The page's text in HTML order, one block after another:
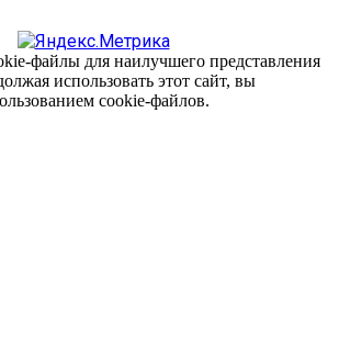
файлы для наилучшего представления
использовать этот сайт, вы
cookie-файлов.